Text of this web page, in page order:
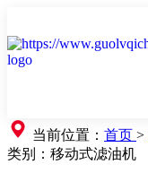
当前位置： 首页 >
类别： 移动式滤油机